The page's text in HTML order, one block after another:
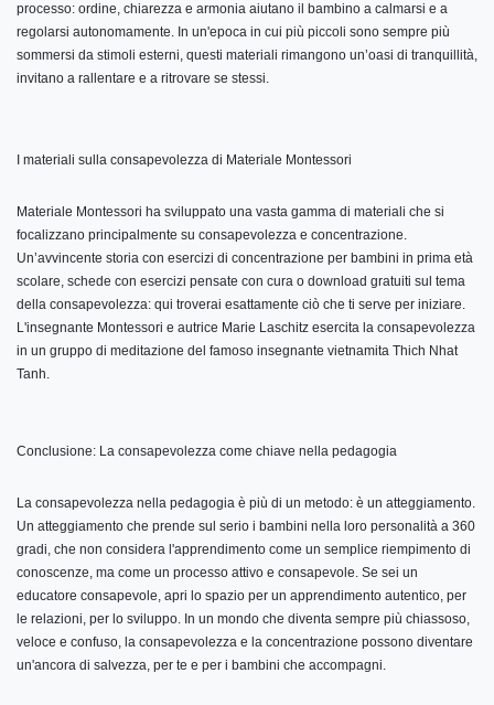
processo: ordine, chiarezza e armonia aiutano il bambino a calmarsi e a
regolarsi autonomamente. In un'epoca in cui più piccoli sono sempre più
sommersi da stimoli esterni, questi materiali rimangono un’oasi di tranquillità,
invitano a rallentare e a ritrovare se stessi.
I materiali sulla consapevolezza di Materiale Montessori
Materiale Montessori ha sviluppato una vasta gamma di materiali che si
focalizzano principalmente su consapevolezza e concentrazione.
Un’avvincente storia con esercizi di concentrazione per bambini in prima età
scolare, schede con esercizi pensate con cura o download gratuiti sul tema
della consapevolezza: qui troverai esattamente ciò che ti serve per iniziare.
L'insegnante Montessori e autrice Marie Laschitz esercita la consapevolezza
in un gruppo di meditazione del famoso insegnante vietnamita Thich Nhat
Tanh.
Conclusione: La consapevolezza come chiave nella pedagogia
La consapevolezza nella pedagogia è più di un metodo: è un atteggiamento.
Un atteggiamento che prende sul serio i bambini nella loro personalità a 360
gradi, che non considera l'apprendimento come un semplice riempimento di
conoscenze, ma come un processo attivo e consapevole. Se sei un
educatore consapevole, apri lo spazio per un apprendimento autentico, per
le relazioni, per lo sviluppo. In un mondo che diventa sempre più chiassoso,
veloce e confuso, la consapevolezza e la concentrazione possono diventare
un'ancora di salvezza, per te e per i bambini che accompagni.